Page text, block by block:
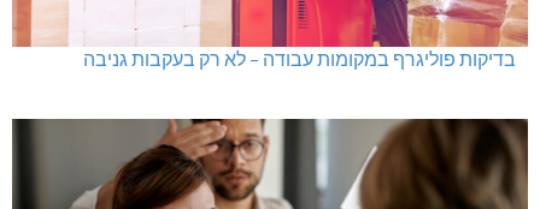
בדיקות פוליגרף במקומות עבודה – לא רק בעקבות גניבה